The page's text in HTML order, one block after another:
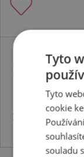
Přívěsek
2659 Kč
Tyto
Tyto
cookie
souladu